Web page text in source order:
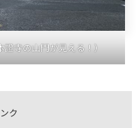
寺の山門が見える！）
ク